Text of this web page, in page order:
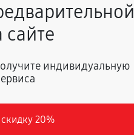
индивидуальную
20%